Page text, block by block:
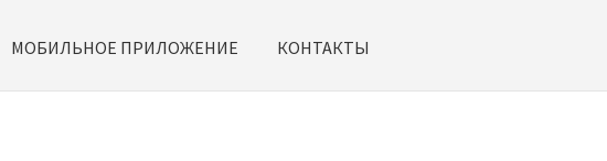
МОБИЛЬНОЕ ПРИЛОЖЕНИЕ КОНТАКТЫ